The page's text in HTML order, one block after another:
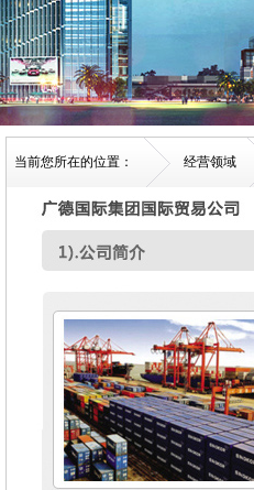
当前您所在的位置： 经营领域